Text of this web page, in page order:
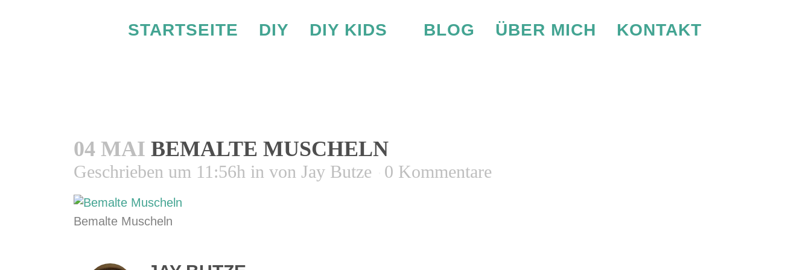
STARTSEITE DIY DIY KIDS BLOG ÜBER MICH KONTAKT
04 MAI BEMALTE MUSCHELN
Geschrieben um 11:56h in von Jay Butze 0 Kommentare
Bemalte Muscheln